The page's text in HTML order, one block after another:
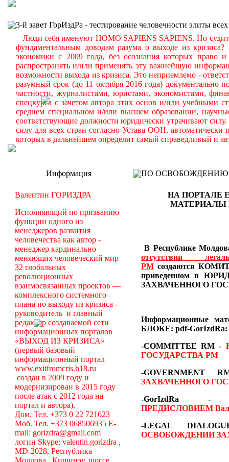
3-й завет ГорИздРа - тестирование человечности элиты
Люди себя именуют HOMO SAPIENS SAPIENS. Но
фундаментальным доводам разума о выходе из
экономики с 2009 года, без осознания которых право
распространять и/или применять эту важнейшую
возможности выхода из кризиса. Это неприемлемо -
разумный срок (до 11 октября 2016 года)
частности, журналистами, юристами, экономистами,
спецкурса с зачетом автора этих основ и/или учебными
среднем специальном и/или высшем образовании,
соответствующие должности юридически утрачивают
силу для всех стран согласно Устава ООН,
которых в дальнейшем определит самый справедливый и
Информация
Валентин ГОРИЗДРА
Исполняющий по призванию
функции одного из
менеджеров развития
человечества как автор -
менеджер кардинально
меняющих человеческий мир
32 глобальных
революционных
взаимосвязанных проектов —
комплексного системного
плана по выходу из кризиса -
руководитель и главный
редактор создаваемой сети
информационных порталов
«ВЫХОД ИЗ КРИЗИСА»
(первый базовый
информационный портал
www.exitfromcris.h18.ru
создан в 2009 году и
модернизирован в 2015 году
после атак с 2012 года на
портал и автора).
Дом. Тел. +373 0 22 721623
Моб. Тел. +373 068506935 E-
mail: gorizdra@gmail.com
логин Skype: valentin.gorizdra ,
MD-2028, Республика
Молдова, Кишинэу, шоссе
ПО ОСВОБОЖДЕНИЮ
НА ПОРТАЛЕ
МАТЕРИАЛЫ
В Республике
отсутствии
РМ создаются
приведенном в
ЗАХВАЧЕННОГО
Информационные
БЛОКЕ: pdf-GorIzdRa:
-COMMITTEE RM -
ГОСУДАРСТВА РМ
-
ЗАХВАЧЕННОГО
-
ПРЕДИСЛОВИЕМ
-LEGAL
ОСВОБОЖДЕНИИ